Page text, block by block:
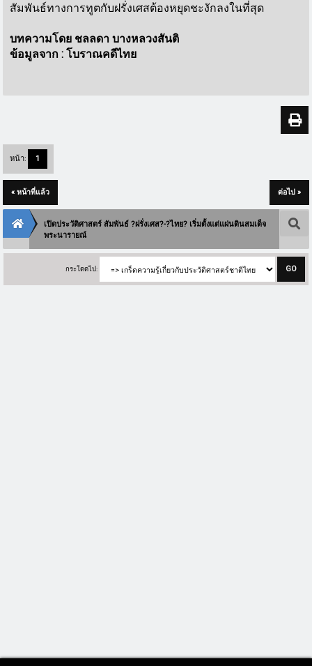
สัมพันธ์ทางการทูตกับฝรั่งเศสต้องหยุดชะงักลงในที่สุด
บทความโดย ชลลดา บางหลวงสันติ
ข้อมูลจาก : โบราณคดีไทย
หน้า: 1
« หน้าที่แล้ว ต่อไป »
เปิดประวัติศาสตร์ สัมพันธ์ ?ฝรั่งเศส?-?ไทย? เริ่มตั้งแต่แผ่นดินสมเด็จ
พระนารายณ์
กระโดดไป: